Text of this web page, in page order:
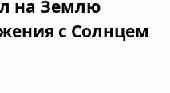
на Землю
с Солнцем